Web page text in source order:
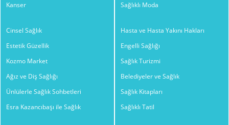
Kanser
Sağlıklı Moda
Cinsel Sağlık
Estetik Güzellik
Kozmo Market
Ağız ve Diş Sağlığı
Ünlülerle Sağlık Sohbetleri
Esra Kazancıbaşı ile Sağlık
Hasta ve Hasta Yakını Hakları
Engelli Sağlığı
Sağlık Turizmi
Belediyeler ve Sağlık
Sağlık Kitapları
Sağlıklı Tatil